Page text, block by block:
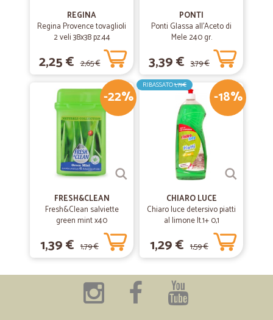
—Giancarlo F.
09/10/2019
— Cicli prezan P.
prezzi concorrenziali e consegna entro…
prezzi concorrenziali e consegna entro i termini
REGINA
Regina Provence tovaglioli
2 veli 38x38 pz.44
2,25 € 2,65 €
PONTI
Ponti Glassa all'Aceto di
Mele 240 gr.
3,39 € 3,79 €
-22%
FRESH&CLEAN
Fresh&Clean salviette
green mint x40
1,39 € 1,79 €
-18%
RIBASSATO1,79€
CHIARO LUCE
Chiaro luce detersivo piatti
al limone lt.1+ 0,1
1,29 € 1,59 €